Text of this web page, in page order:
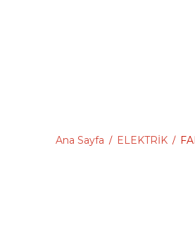
Ana Sayfa / ELEKTRİK /